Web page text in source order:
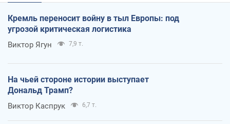
Кремль переносит войну в тыл Европы: под
угрозой критическая логистика
Виктор Ягун 7,9 т.
На чьей стороне истории выступает
Дональд Трамп?
Виктор Каспрук 6,7 т.